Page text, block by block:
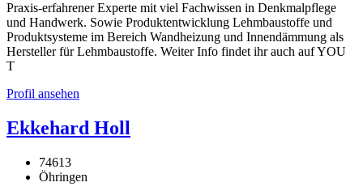
Praxis-erfahrener Experte mit viel Fachwissen in Denkmalpflege
und Handwerk. Sowie Produktentwicklung Lehmbaustoffe und
Produktsysteme im Bereich Wandheizung und Innendämmung als
Hersteller für Lehmbaustoffe. Weiter Info findet ihr auch auf YOU
T
Profil ansehen
Ekkehard Holl
74613
Öhringen